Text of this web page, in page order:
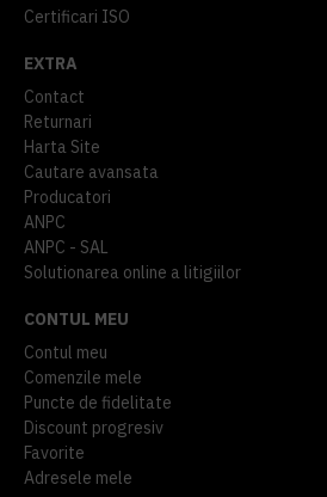
Certificari ISO
EXTRA
Contact
Returnari
Harta Site
Cautare avansata
Producatori
ANPC
ANPC - SAL
Solutionarea online a litigiilor
CONTUL MEU
Contul meu
Comenzile mele
Puncte de fidelitate
Discount progresiv
Favorite
Adresele mele